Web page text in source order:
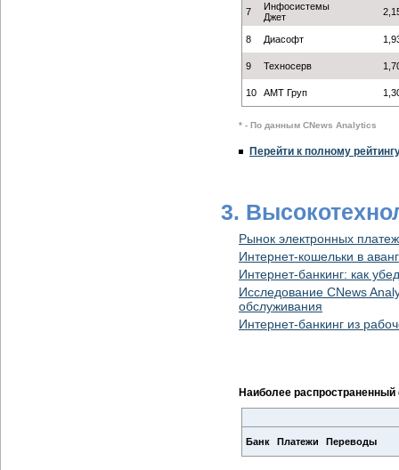
7
Инфосистемы
Джет
8 Диасофт
9 Техносерв
10 АМТ Груп
* - По данным CNews Analytics
Перейти к полному
3.
Рынок электронных
Интернет-кошельки в
Интернет-банкинг: как
Исследование CNews
обслуживания
Интернет-банкинг из
Наиболее
Банк Платежи Переводы